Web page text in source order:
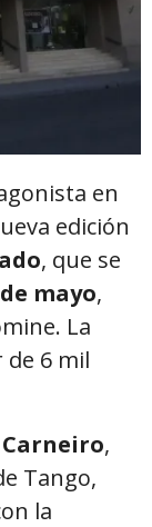
en
edición
, que se
mayo,
La
6 mil
,
Tango,
la